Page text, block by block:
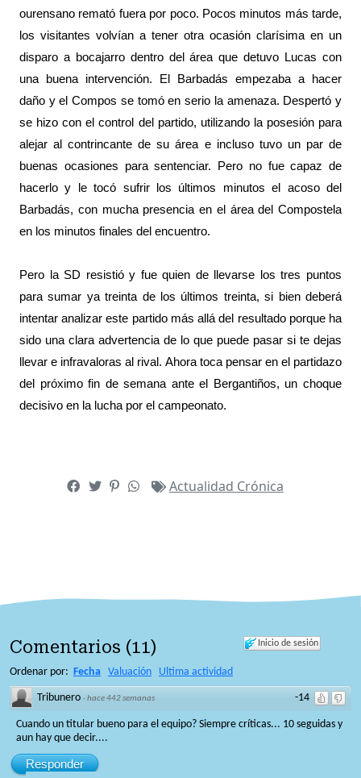
ourensano remató fuera por poco. Pocos minutos más tarde,
los visitantes volvían a tener otra ocasión clarísima en un
disparo a bocajarro dentro del área que detuvo Lucas con
una buena intervención. El Barbadás empezaba a hacer
daño y el Compos se tomó en serio la amenaza. Despertó y
se hizo con el control del partido, utilizando la posesión para
alejar al contrincante de su área e incluso tuvo un par de
buenas ocasiones para sentenciar. Pero no fue capaz de
hacerlo y le tocó sufrir los últimos minutos el acoso del
Barbadás, con mucha presencia en el área del Compostela
en los minutos finales del encuentro.
Pero la SD resistió y fue quien de llevarse los tres puntos
para sumar ya treinta de los últimos treinta, si bien deberá
intentar analizar este partido más allá del resultado porque ha
sido una clara advertencia de lo que puede pasar si te dejas
llevar e infravaloras al rival. Ahora toca pensar en el partidazo
del próximo fin de semana ante el Bergantiños, un choque
decisivo en la lucha por el campeonato.
Actualidad Crónica
Inicio de sesión
Comentarios (11)
Ordenar por: Fecha Valuación Ultima actividad
-14
Tribunero ·hace 442 semanas
Cuando un titular bueno para el equipo? Siempre críticas... 10 seguidas y
aun hay que decir....
Responder